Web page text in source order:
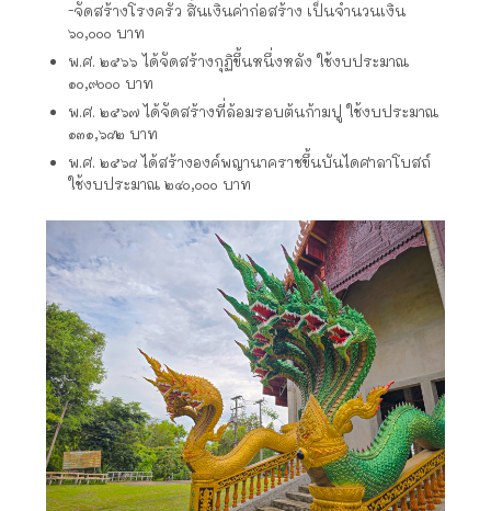
-จัดสร้างโรงครัว สิ้นเงินค่าก่อสร้าง เป็นจำนวนเงิน
๖๐,๐๐๐ บาท
พ.ศ. ๒๕๖๖ ได้จัดสร้างกุฏิขึ้นหนึ่งหลัง ใช้งบประมาณ
๑๐,๙๐๐๐ บาท
พ.ศ. ๒๕๖๗ ได้จัดสร้างที่ล้อมรอบต้นก้ามปู ใช้งบประมาณ
๑๓๑,๖๘๒ บาท
พ.ศ. ๒๕๖๘ ได้สร้างองค์พญานาคราชขึ้นบันไดศาลาโบสถ์
ใช้งบประมาณ ๒๔๐,๐๐๐ บาท